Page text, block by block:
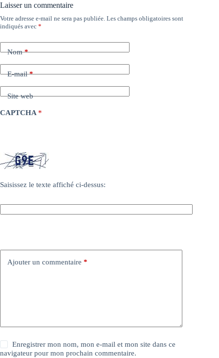
Laisser un commentaire
Votre adresse e-mail ne sera pas publiée. Les champs obligatoires sont
indiqués avec *
Nom*
E-mail*
Site web
CAPTCHA *
Saisissez le texte affiché ci-dessus:
Ajouter un commentaire *
Enregistrer mon nom, mon e-mail et mon site dans ce
navigateur pour mon prochain commentaire.